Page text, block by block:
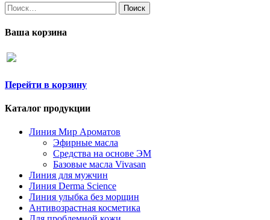
Найти:
Ваша корзина
Перейти в корзину
Каталог продукции
Линия Мир Ароматов
Эфирные масла
Средства на основе ЭМ
Базовые масла Vivasan
Линия для мужчин
Линия Derma Science
Линия улыбка без морщин
Антивозрастная косметика